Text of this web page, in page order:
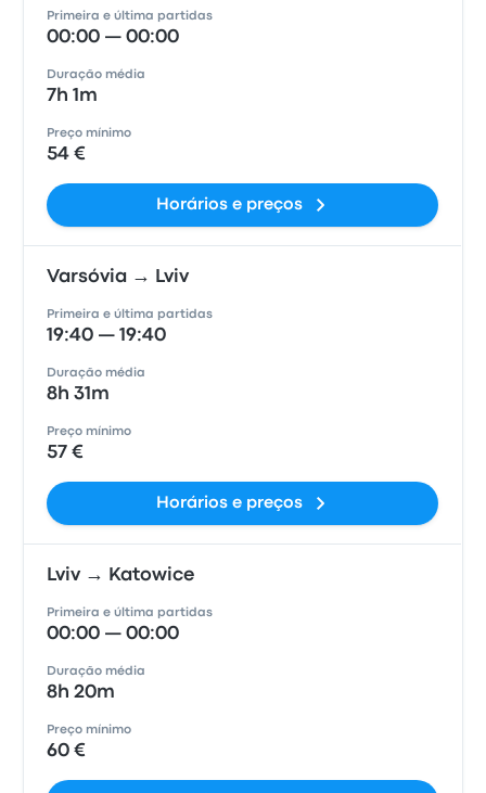
Primeira e última partidas
00:00 — 00:00
Duração média
7h 1m
Preço mínimo
54 €
Horários e preços
Varsóvia → Lviv
Primeira e última partidas
19:40 — 19:40
Duração média
8h 31m
Preço mínimo
57 €
Horários e preços
Lviv → Katowice
Primeira e última partidas
00:00 — 00:00
Duração média
8h 20m
Preço mínimo
60 €